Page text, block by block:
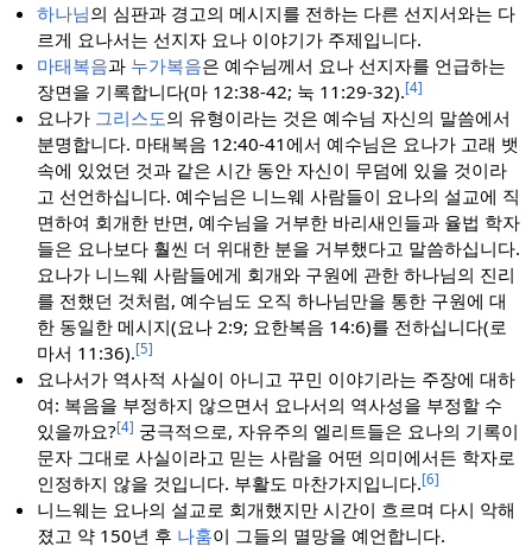
하나님의 심판과 경고의 메시지를 전하는 다른 선지서와는 다
르게 요나서는 선지자 요나 이야기가 주제입니다.
마태복음과 누가복음은 예수님께서 요나 선지자를 언급하는
장면을 기록합니다(마 12:38-42; 눅 11:29-32).[4]
요나가 그리스도의 유형이라는 것은 예수님 자신의 말씀에서
분명합니다. 마태복음 12:40-41에서 예수님은 요나가 고래 뱃
속에 있었던 것과 같은 시간 동안 자신이 무덤에 있을 것이라
고 선언하십니다. 예수님은 니느웨 사람들이 요나의 설교에 직
면하여 회개한 반면, 예수님을 거부한 바리새인들과 율법 학자
들은 요나보다 훨씬 더 위대한 분을 거부했다고 말씀하십니다.
요나가 니느웨 사람들에게 회개와 구원에 관한 하나님의 진리
를 전했던 것처럼, 예수님도 오직 하나님만을 통한 구원에 대
한 동일한 메시지(요나 2:9; 요한복음 14:6)를 전하십니다(로
마서 11:36).[5]
요나서가 역사적 사실이 아니고 꾸민 이야기라는 주장에 대하
여: 복음을 부정하지 않으면서 요나서의 역사성을 부정할 수
있을까요?[4] 궁극적으로, 자유주의 엘리트들은 요나의 기록이
문자 그대로 사실이라고 믿는 사람을 어떤 의미에서든 학자로
인정하지 않을 것입니다. 부활도 마찬가지입니다.[6]
니느웨는 요나의 설교로 회개했지만 시간이 흐르며 다시 악해
졌고 약 150년 후 나훔이 그들의 멸망을 예언합니다.